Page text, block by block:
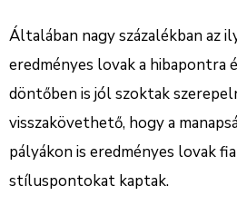
Általában nagy százalékban az
eredményes lovak a hibapontra
döntőben is jól szoktak
visszakövethető, hogy a
pályákon is eredményes lovak
stíluspontokat kaptak.